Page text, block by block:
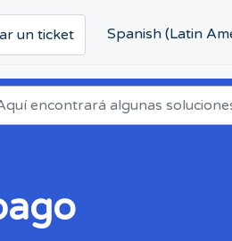
un ticket Spanish (Latin